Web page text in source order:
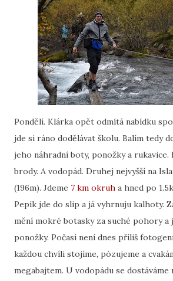
Pondělí. Klárka opět odmítá nabídku
jde si ráno dodělávat školu. Balím tedy
jeho náhradní boty, ponožky a rukavice.
brody. A vodopád. Druhej nejvyšší na
(196m). Jdeme 7 km okruh a hned po
Pepík jde do slip a já vyhrnuju kalhoty.
mění mokré botasky za suché pohory a
ponožky. Počasí není dnes příliš
každou chvíli stojíme, pózujeme a
megabajtem. U vodopádu se